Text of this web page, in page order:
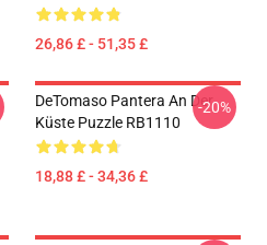
26,86 £ - 51,35 £
DeTomaso Pantera An Der
Küste Puzzle RB1110
18,88 £ - 34,36 £
-20%